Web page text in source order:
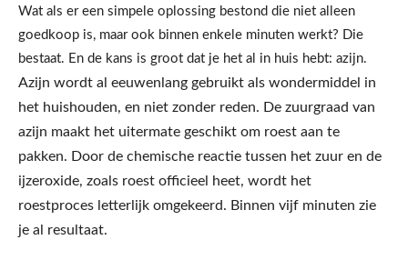
Wat als er een simpele oplossing bestond die niet alleen
goedkoop is, maar ook binnen enkele minuten werkt? Die
bestaat. En de kans is groot dat je het al in huis hebt: azijn.
Azijn wordt al eeuwenlang gebruikt als wondermiddel in
het huishouden, en niet zonder reden. De zuurgraad van
azijn maakt het uitermate geschikt om roest aan te
pakken. Door de chemische reactie tussen het zuur en de
ijzeroxide, zoals roest officieel heet, wordt het
roestproces letterlijk omgekeerd. Binnen vijf minuten zie
je al resultaat.